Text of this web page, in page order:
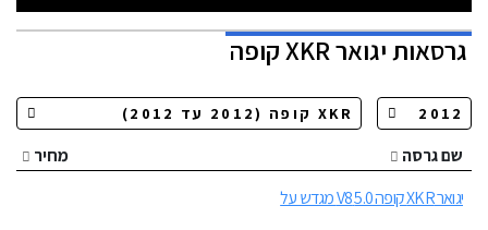
גרסאותיגואר XKR קופה
שם גרסה
מחיר
יגואר XKR קופה 5.0 V8 מגדש על